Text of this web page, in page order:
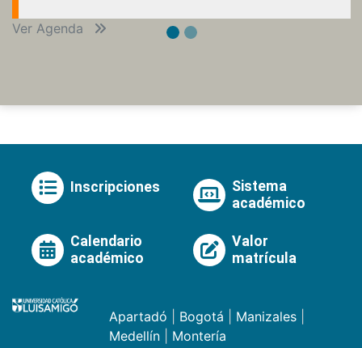
Ver Agenda
Inscripciones
Sistema
académico
Calendario
académico
Valor
matrícula
Apartadó Bogotá Manizales
Medellín
Montería